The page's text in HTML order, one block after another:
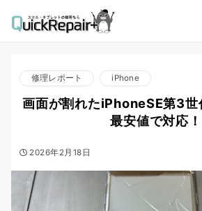
修理レポート iPhone
画面が割れたiPhoneSE第3世
最安値で対応！
2026年2月18日